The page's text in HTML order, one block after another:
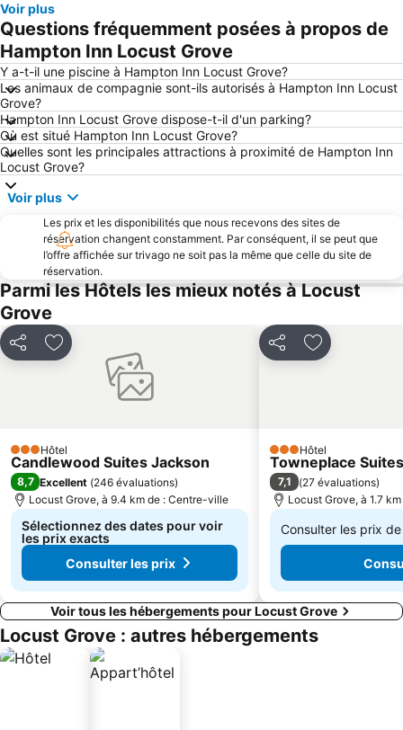
Voir plus
Questions fréquemment posées à propos de
Hampton Inn Locust Grove
Y a-t-il une piscine à Hampton Inn Locust Grove?
Les animaux de compagnie sont-ils autorisés à Hampton Inn Locust
Grove?
Hampton Inn Locust Grove dispose-t-il d'un parking?
Où est situé Hampton Inn Locust Grove?
Quelles sont les principales attractions à proximité de Hampton Inn
Locust Grove?
Voir plus
Les prix et les disponibilités que nous recevons des sites de
réservation changent constamment. Par conséquent, il se peut que
l’offre affichée sur trivago ne soit pas la même que celle du site de
réservation.
Parmi les Hôtels les mieux notés à Locust
Grove
PartagerAjouter à mes favoris
3 Étoiles
Hôtel
Candlewood Suites Jackson
8,7 Excellent (246 évaluations)
Locust Grove, à 9.4 km de : Centre-ville
Sélectionnez des dates pour voir
les prix exacts
Consulter les prix
PartagerAjouter à
3 Étoiles
Hôtel
Towneplace
7,1 (27 évaluations)
Locust Grove, à 1.7
Consulter les prix
De
131 €
Voir tous les hébergements pour Locust Grove
Locust Grove : autres hébergements